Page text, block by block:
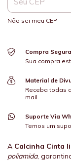
Não sei meu CEP
Compra Segura
Sua compra
Material de
Receba todas
mail
Suporte Via
Temos um
A Calcinha Cinta
poliamida,